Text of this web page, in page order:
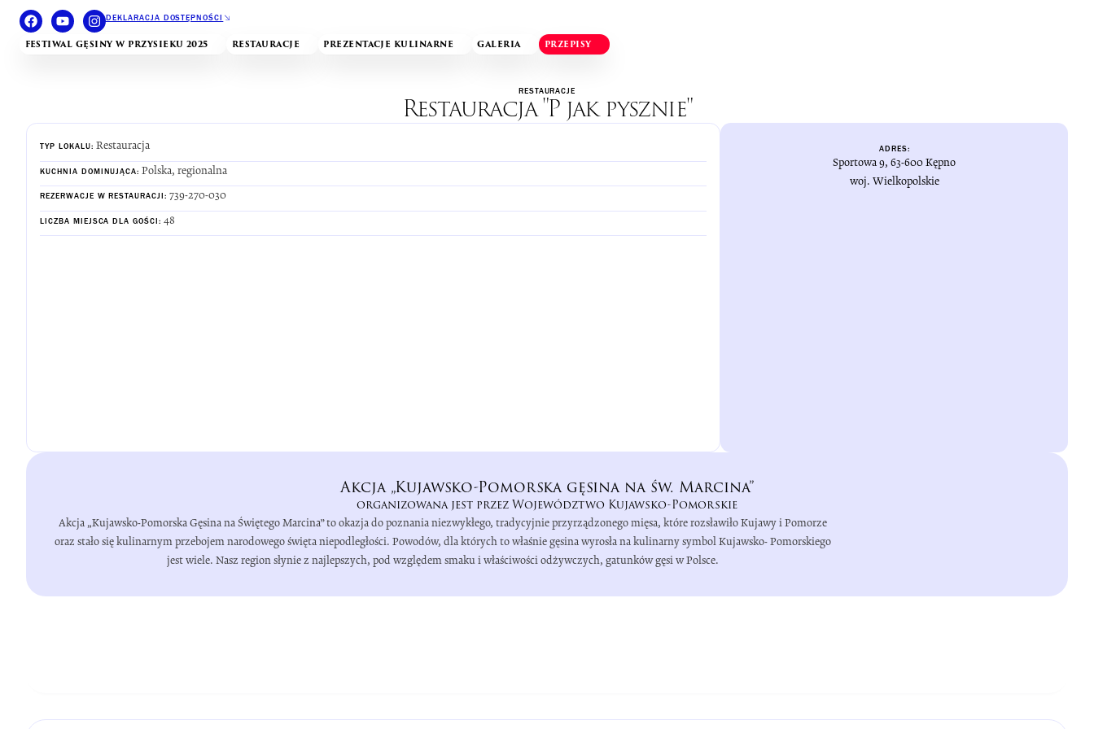
DEKLARACJA DOSTĘPNOŚCI
FESTIWAL GĘSINY W PRZYSIEKU 2025 RESTAURACJE PREZENTACJE KULINARNE GALERIA PRZEPISY
RESTAURACJE
Restauracja "P jak pysznie"
TYP LOKALU: Restauracja
KUCHNIA DOMINUJĄCA: Polska, regionalna
REZERWACJE W RESTAURACJI: 739-270-030
LICZBA MIEJSCA DLA GOŚCI: 48
ADRES:
Sportowa 9, 63-600 Kępno
woj. Wielkopolskie
Akcja „Kujawsko-Pomorska gęsina na św. Marcina”
organizowana jest przez Województwo Kujawsko-Pomorskie
Akcja „Kujawsko-Pomorska Gęsina na Świętego Marcina” to okazja do poznania niezwykłego, tradycyjnie przyrządzonego mięsa, które rozsławiło Kujawy i Pomorze
oraz stało się kulinarnym przebojem narodowego święta niepodległości. Powodów, dla których to właśnie gęsina wyrosła na kulinarny symbol Kujawsko- Pomorskiego
jest wiele. Nasz region słynie z najlepszych, pod względem smaku i właściwości odżywczych, gatunków gęsi w Polsce.